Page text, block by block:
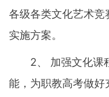
各级各类文化艺术
实施方案。
2、 加强文化课
能，为职教高考做好